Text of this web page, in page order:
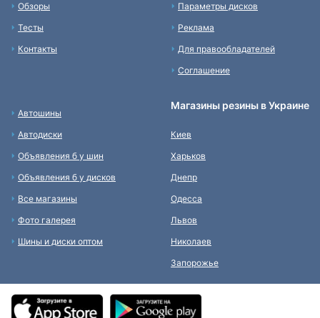
Обзоры
Тесты
Контакты
Параметры дисков
Реклама
Для правообладателей
Соглашение
Автошины
Автодиски
Объявления б у шин
Объявления б у дисков
Все магазины
Фото галерея
Шины и диски оптом
Магазины резины в Украине
Киев
Харьков
Днепр
Одесса
Львов
Николаев
Запорожье